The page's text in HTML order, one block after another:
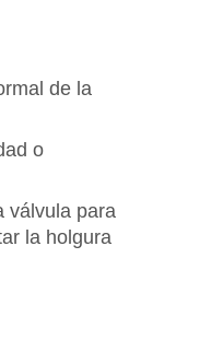
de la
o
válvula para
la holgura